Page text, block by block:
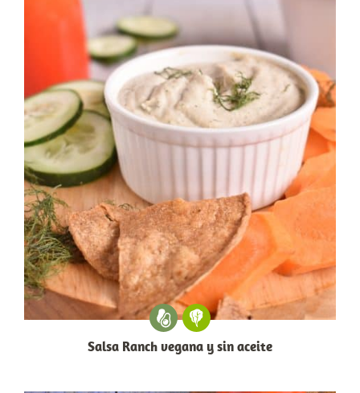
Salsa Ranch vegana y sin aceite